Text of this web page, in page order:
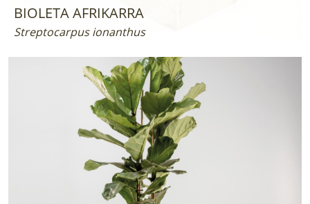
BIOLETA AFRIKARRA
Streptocarpus ionanthus